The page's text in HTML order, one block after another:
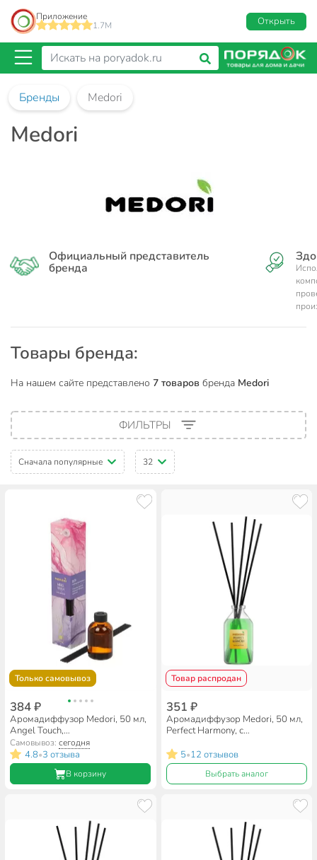
Приложение
1.7M
Открыть
Бренды Medori
Medori
Официальный представитель
бренда
Товары бренда:
На нашем сайте представлено 7 товаров бренда Medori
ФИЛЬТРЫ
Сначала популярные 32
Только самовывоз
384 ₽
Аромадиффузор Medori, 50 мл,
Angel Touch,
парфюмированный, TH-2028
Самовывоз:сегодня
4.8•3 отзыва
В корзину
Товар распродан
351 ₽
Аромадиффузор Medori, 50 мл,
Perfect Harmony, с
TH-2021
5•12 отзывов
Выбрать аналог